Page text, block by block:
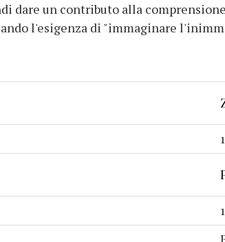
dare un contributo alla
l'esigenza di "immaginare